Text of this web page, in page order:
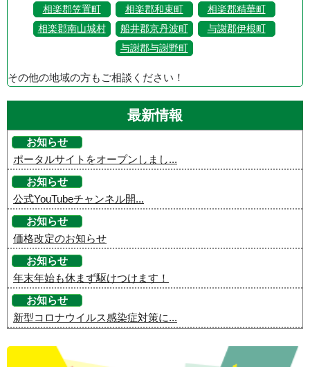
相楽郡笠置町
相楽郡和束町
相楽郡精華町
相楽郡南山城村
船井郡京丹波町
与謝郡伊根町
与謝郡与謝野町
その他の地域の方もご相談ください！
最新情報
お知らせ
ポータルサイトをオープンしまし...
お知らせ
公式YouTubeチャンネル開...
お知らせ
価格改定のお知らせ
お知らせ
年末年始も休まず駆けつけます！
お知らせ
新型コロナウイルス感染症対策に...